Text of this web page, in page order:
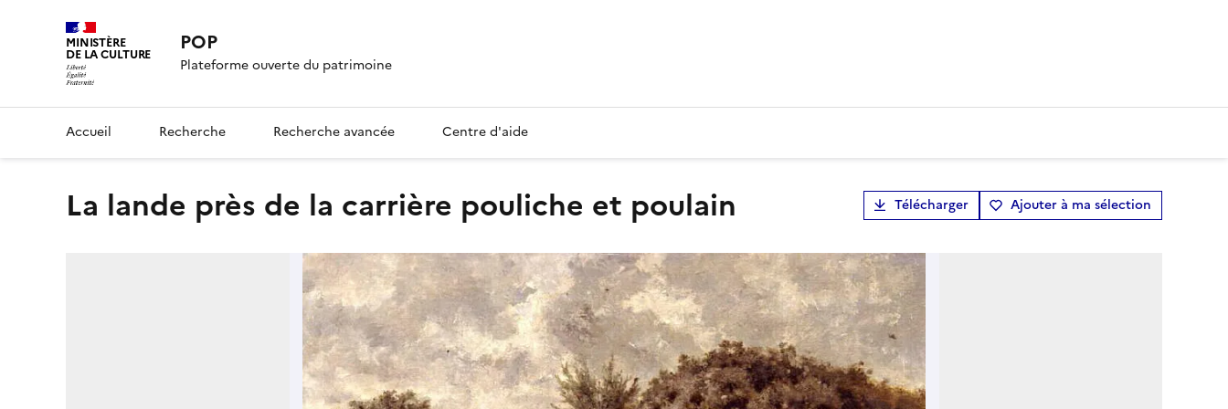
MINISTÈRE
DE LA CULTURE POP
Plateforme ouverte du patrimoine
Accueil Recherche Recherche avancée Centre d'aide
La lande près de la carrière pouliche et poulain Télécharger Ajouter à ma sélection